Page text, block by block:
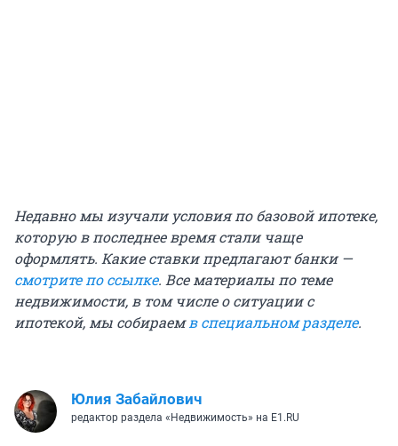
Недавно мы изучали условия по базовой ипотеке,
которую в последнее время стали чаще
оформлять. Какие ставки предлагают банки —
смотрите по ссылке. Все материалы по теме
недвижимости, в том числе о ситуации с
ипотекой, мы собираемв специальном разделе.
Юлия Забайлович
редактор раздела «Недвижимость» на E1.RU